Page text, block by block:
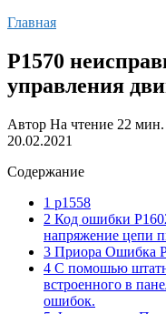
Главная
P1570
управления
Автор На чтение 22 мин.
20.02.2021
Содержание
1 p1558
2 Код ошибки
напряжение цепи
3 Приора Ошибка
4 С помошью
встроенного в
ошибок.